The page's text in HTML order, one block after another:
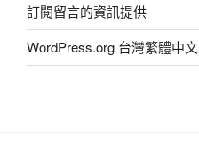
訂閱留言的資訊提供
WordPress.org 台灣繁體中文